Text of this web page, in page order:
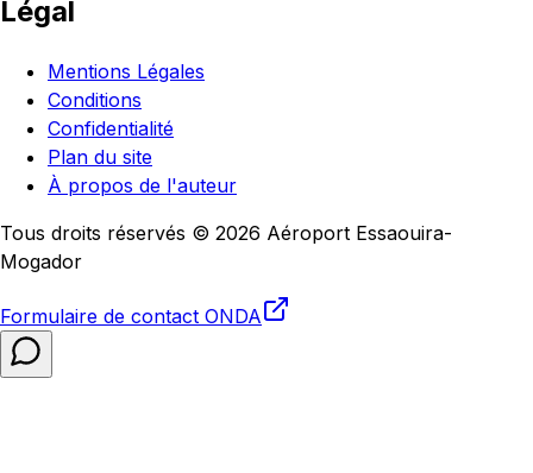
Légal
Mentions Légales
Conditions
Confidentialité
Plan du site
À propos de l'auteur
Tous droits réservés © 2026 Aéroport Essaouira-
Mogador
Formulaire de contact ONDA